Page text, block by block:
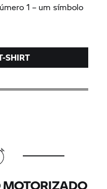
1 – um símbolo
SHIRT